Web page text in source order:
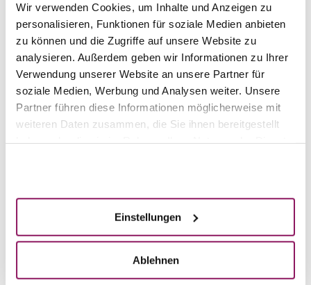
Wir verwenden Cookies, um Inhalte und Anzeigen zu
personalisieren, Funktionen für soziale Medien anbieten
zu können und die Zugriffe auf unsere Website zu
analysieren. Außerdem geben wir Informationen zu Ihrer
Verwendung unserer Website an unsere Partner für
soziale Medien, Werbung und Analysen weiter. Unsere
Partner führen diese Informationen möglicherweise mit
weiteren Daten zusammen, die Sie ihnen bereitgestellt
Einstellungen
Ablehnen
Sie wünschen sich einen Rückruf von uns? Dann
können Sie über unserKontaktformularüber den
Button "Telefon" einen Rückruftermin vereinbaren.
Unsere Öffnungszeiten
Sie können uns gerne in der Rosenpark Klinik montags
bis freitags von 8.00 bis 19.00 Uhr besuchen.
Heidelberger Landstraße 18-20
Pressekontakt
Sie sind Journalist? Suchen Bildmaterial oder
Informationen zur ästhetisch-operativenDermatologie